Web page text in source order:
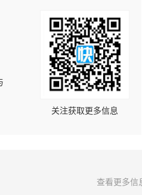
关注获取更多信息
查看更多信